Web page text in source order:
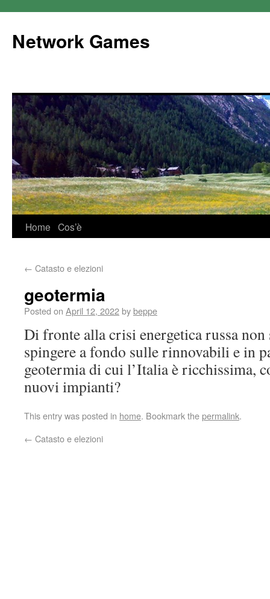
Network Games
Home Cos’è
← Catasto e elezioni
geotermia
Posted on April 12, 2022bybeppe
Di fronte alla crisi energetica russa non
spingere a fondo sulle rinnovabili e in
geotermia di cui l’Italia è ricchissima,
nuovi impianti?
This entry was posted in home. Bookmark thepermalink.
← Catasto e elezioni